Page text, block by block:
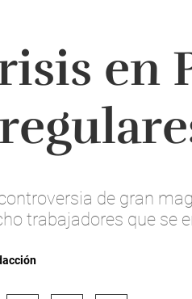
en
de gran
trabajadores que se